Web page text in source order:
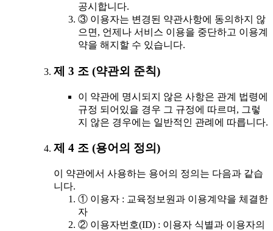
공시합니다.
③ 이용자는 변경된 약관사항에 동의하지 않
으면, 언제나 서비스 이용을 중단하고 이용계
약을 해지할 수 있습니다.
제 3 조 (약관외 준칙)
이 약관에 명시되지 않은 사항은 관계 법령에
규정 되어있을 경우 그 규정에 따르며, 그렇
지 않은 경우에는 일반적인 관례에 따릅니다.
제 4 조 (용어의 정의)
이 약관에서 사용하는 용어의 정의는 다음과 같습
니다.
① 이용자 : 교육정보원과 이용계약을 체결한
자
② 이용자번호(ID) : 이용자 식별과 이용자의